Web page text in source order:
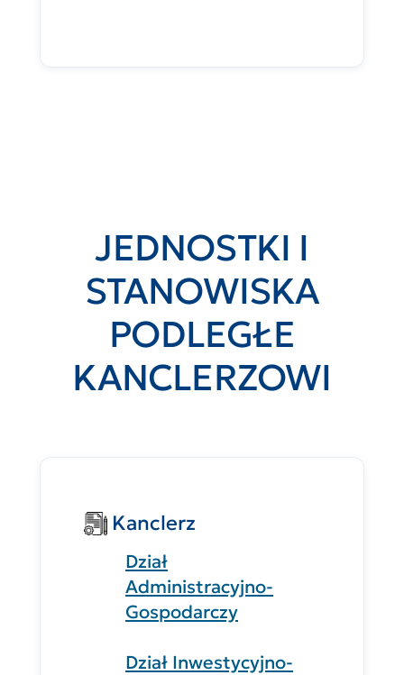
JEDNOSTKI I
STANOWISKA
PODLEGŁE
KANCLERZOWI
Kanclerz
Dział
Administracyjno-
Gospodarczy
Dział Inwestycyjno-